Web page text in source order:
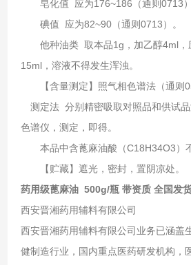
皂化值 应为176~186（通则0713）
碘值 应为82~90（通则0713）。
他种油类 取本品1g，加乙醇4ml，
15ml，溶液不得发生浑浊。
【含量测定】照气相色谱法（通则
测定法 分别精密吸取对照品和供试
色谱仪，测定，即得。
本品中含蓖麻油酸（C18H34O3）不
【贮藏】遮光，密封，置阴凉处。
药用级蓖麻油 500g/瓶 带资质 全国发
西安晋湘药用辅料有限公司
西安晋湘药用辅料有限公司业务已涵盖
健制造行业，国内重点医药研发机构，